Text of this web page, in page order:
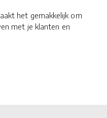
het gemakkelijk om
met je klanten en